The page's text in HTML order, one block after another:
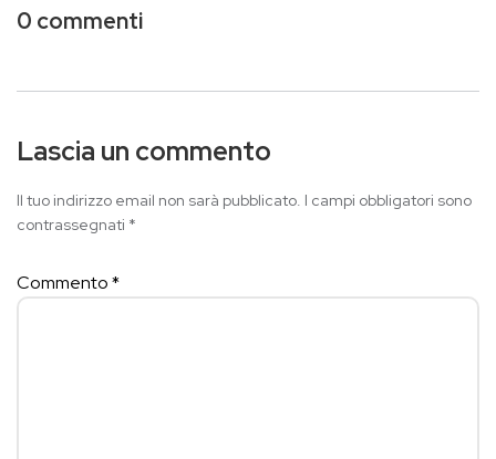
0 commenti
Lascia un commento
Il tuo indirizzo email non sarà pubblicato. I campi obbligatori sono
contrassegnati *
Commento*